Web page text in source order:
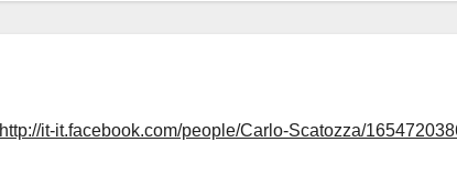
http://it-it.facebook.com/people/Carlo-Scatozza/